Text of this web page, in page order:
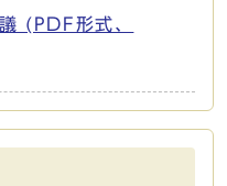
(PDF形式、